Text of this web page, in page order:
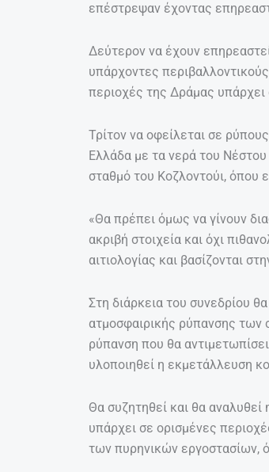
επέστρεψαν έχοντας
Δεύτερον να έχουν
υπάρχοντες
περιοχές της Δράμας
Τρίτον να οφείλεται σε
Ελλάδα με τα νερά του
σταθμό του Κοζλοντούι, όπου
«Θα πρέπει όμως να γίνουν
ακριβή στοιχεία και όχι
αιτιολογίας και βασίζονται
Στη διάρκεια του συνεδρίου
ατμοσφαιρικής ρύπανσης των
ρύπανση που θα
υλοποιηθεί η εκμετάλλευση
Θα συζητηθεί και θα
υπάρχει σε ορισμένες
των πυρηνικών εργοστασίων,